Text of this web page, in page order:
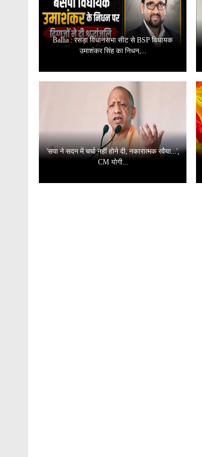
Ballia : रसड़ा विधानसभा सीट से BSP विधायक
उमाशंकर सिंह का निधन,...
'सपा ने सदन में चर्चा नहीं होने दी, नकारात्मक रवैया...',
CM योगी...